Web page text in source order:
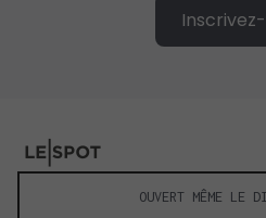
OUVERT MÊME LE